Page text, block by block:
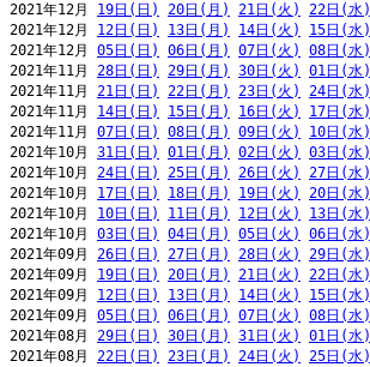
2021年12月 19日(日) 20日(月) 21日(火) 22日(水)
2021年12月 12日(日) 13日(月) 14日(火) 15日(水)
2021年12月 05日(日) 06日(月) 07日(火) 08日(水)
2021年11月 28日(日) 29日(月) 30日(火) 01日(水)
2021年11月 21日(日) 22日(月) 23日(火) 24日(水)
2021年11月 14日(日) 15日(月) 16日(火) 17日(水)
2021年11月 07日(日) 08日(月) 09日(火) 10日(水)
2021年10月 31日(日) 01日(月) 02日(火) 03日(水)
2021年10月 24日(日) 25日(月) 26日(火) 27日(水)
2021年10月 17日(日) 18日(月) 19日(火) 20日(水)
2021年10月 10日(日) 11日(月) 12日(火) 13日(水)
2021年10月 03日(日) 04日(月) 05日(火) 06日(水)
2021年09月 26日(日) 27日(月) 28日(火) 29日(水)
2021年09月 19日(日) 20日(月) 21日(火) 22日(水)
2021年09月 12日(日) 13日(月) 14日(火) 15日(水)
2021年09月 05日(日) 06日(月) 07日(火) 08日(水)
2021年08月 29日(日) 30日(月) 31日(火) 01日(水)
2021年08月 22日(日) 23日(月) 24日(火) 25日(水)